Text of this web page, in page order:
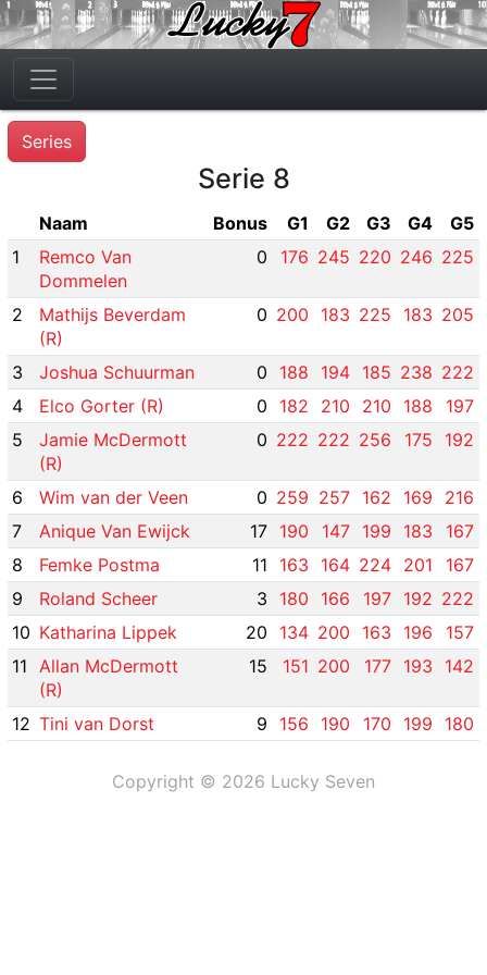
Series
Serie 8
Naam Bonus G1 G2 G3 G4
G5
1
Remco Van
Dommelen
0 176 245 220 246 225
2
Mathijs Beverdam
(R)
0 200 183 225 183 205
3 Joshua Schuurman 0 188 194 185 238 222
4
Elco Gorter (R) 0 182 210 210 188 197
5
Jamie McDermott
(R)
0 222 222 256 175 192
6 Wim van der Veen 0 259 257 162 169
216
7
Anique Van Ewijck 17 190 147 199 183 167
8
Femke Postma 11 163 164 224 201 167
9
Roland Scheer 3 180 166 197 192 222
10 Katharina Lippek 20 134 200 163 196
157
11 Allan McDermott
(R)
15 151 200 177 193 142
12 Tini van Dorst 9 156 190 170 199 180
Copyright © 2026 Lucky Seven